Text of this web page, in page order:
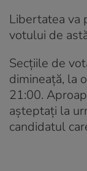
Libertatea va
votului de
Secțiile de
dimineață, la
21:00.
așteptați la
candidatul